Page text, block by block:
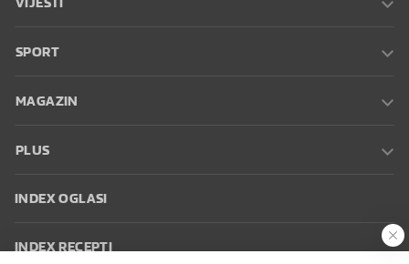
SPORT
MAGAZIN
PLUS
INDEX OGLASI
INDEX RECEPTI